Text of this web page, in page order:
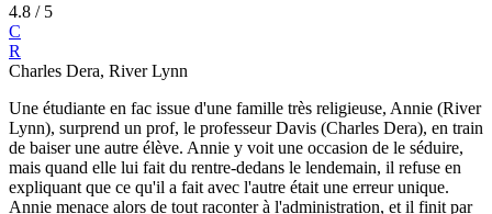
4.8 / 5
C
R
Charles Dera, River Lynn
Une étudiante en fac issue d'une famille très religieuse, Annie (River
Lynn), surprend un prof, le professeur Davis (Charles Dera), en train
de baiser une autre élève. Annie y voit une occasion de le séduire,
mais quand elle lui fait du rentre-dedans le lendemain, il refuse en
expliquant que ce qu'il a fait avec l'autre était une erreur unique.
Annie menace alors de tout raconter à l'administration, et il finit par